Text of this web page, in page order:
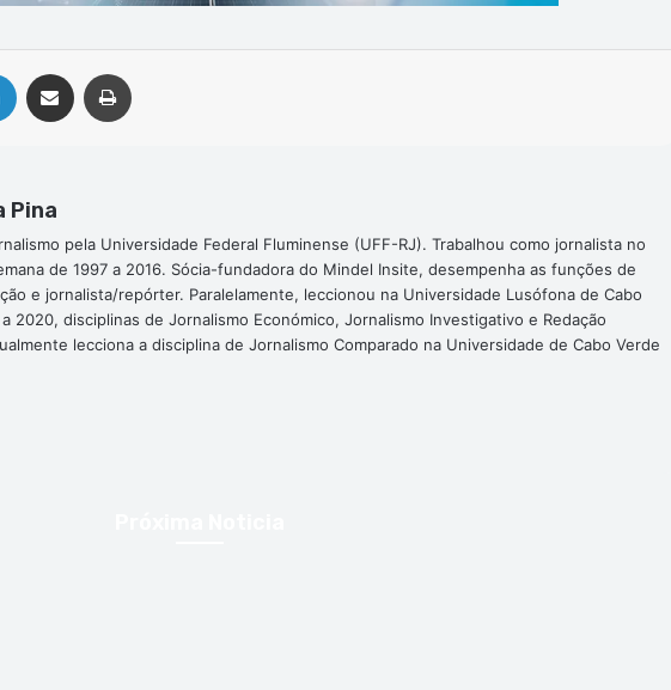
Linkedin Compartilhar via e-mail
Pina
pela Universidade Federal Fluminense (UFF-RJ). Trabalhou como jornalista no
de 1997 a 2016. Sócia-fundadora do Mindel Insite, desempenha as funções de
e jornalista/repórter. Paralelamente, leccionou na Universidade Lusófona de Cabo
2020, disciplinas de Jornalismo Económico, Jornalismo Investigativo e Redação
lecciona a disciplina de Jornalismo Comparado na Universidade de Cabo Verde